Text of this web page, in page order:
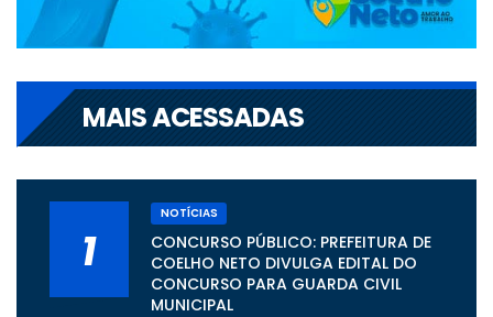
MAIS ACESSADAS
1
NOTÍCIAS
CONCURSO PÚBLICO: PREFEITURA DE
COELHO NETO DIVULGA EDITAL DO
CONCURSO PARA GUARDA CIVIL
MUNICIPAL